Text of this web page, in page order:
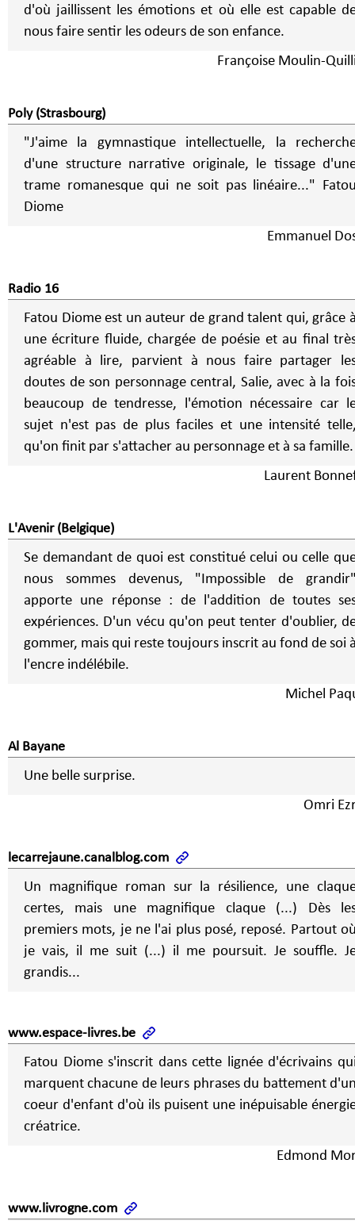
d'où jaillissent les émotions et où elle est capable
nous faire sentir les odeurs de son enfance.
Françoise Moulin-
Poly (Strasbourg)
"J'aime la gymnastique intellectuelle, la
d'une structure narrative originale, le tissage
trame romanesque qui ne soit pas linéaire..." Fatou
Diome
Emmanuel
Radio 16
Fatou Diome est un auteur de grand talent qui, grâce
une écriture fluide, chargée de poésie et au final
agréable à lire, parvient à nous faire partager
doutes de son personnage central, Salie, avec à la
beaucoup de tendresse, l'émotion nécessaire car
sujet n'est pas de plus faciles et une intensité
qu'on finit par s'attacher au personnage et à sa famille.
Laurent
L'Avenir (Belgique)
Se demandant de quoi est constitué celui ou celle
nous sommes devenus, "Impossible de
apporte une réponse : de l'addition de toutes
expériences. D'un vécu qu'on peut tenter d'oublier,
gommer, mais qui reste toujours inscrit au fond de soi
l'encre indélébile.
Michel
Al Bayane
Une belle surprise.
Omri
lecarrejaune.canalblog.com
Un magnifique roman sur la résilience, une
certes, mais une magnifique claque (...) Dès
premiers mots, je ne l'ai plus posé, reposé. Partout
je vais, il me suit (...) il me poursuit. Je souffle.
grandis...
www.espace-livres.be
Fatou Diome s'inscrit dans cette lignée d'écrivains
marquent chacune de leurs phrases du battement
coeur d'enfant d'où ils puisent une inépuisable
créatrice.
Edmond
www.livrogne.com